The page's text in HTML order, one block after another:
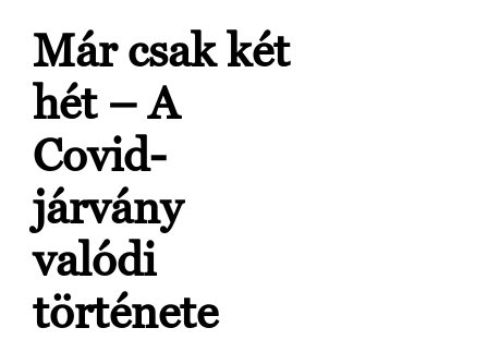
Már csak két
hét – A
Covid-
járvány
valódi
története